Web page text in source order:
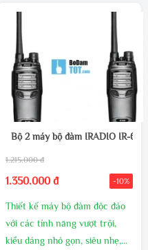
Điện áp sử dụng: 7.4 V DC ±20
Thời gian sử dụng: khoảng 16
giờ
Cự ly liên lạc >3km
Bộ 2 máy bộ đàm IRADIO IR-
1.215.000 đ
1.350.000 đ -10%
Thiết kế máy bộ đàm độc đáo
với các tính năng vượt trội,
kiểu dáng nhỏ gọn, siêu nhẹ,